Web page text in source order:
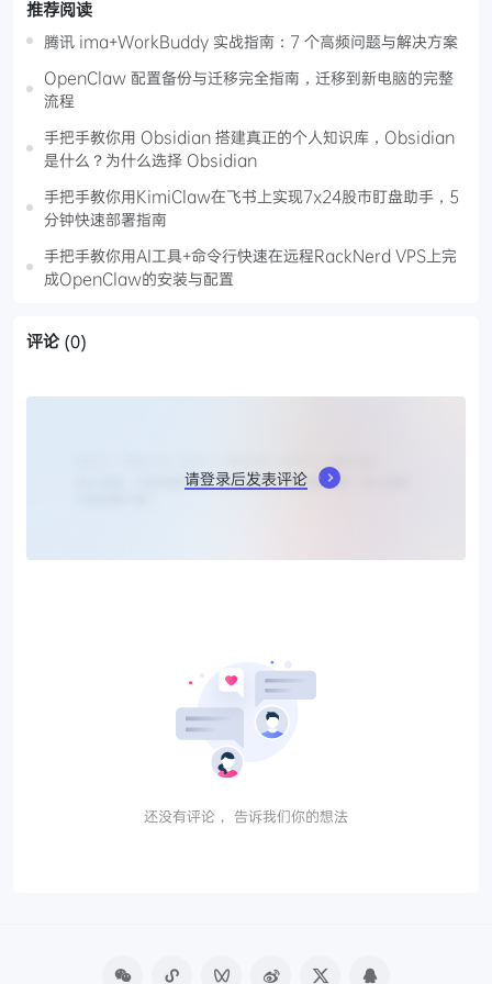
推荐阅读
腾讯 ima+WorkBuddy 实战指南：7 个高频问题与解决方案
OpenClaw 配置备份与迁移完全指南，迁移到新电脑的完整
流程
手把手教你用 Obsidian 搭建真正的个人知识库，Obsidian
是什么？为什么选择 Obsidian
手把手教你用KimiClaw在飞书上实现7x24股市盯盘助手，5
分钟快速部署指南
手把手教你用AI工具+命令行快速在远程RackNerd VPS上完
成OpenClaw的安装与配置
评论 (0)
请登录后发表评论
还没有评论， 告诉我们你的想法